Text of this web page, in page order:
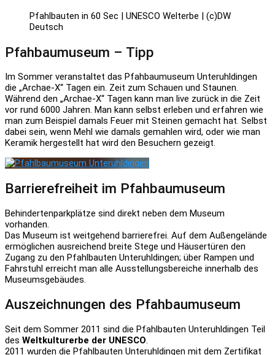
Pfahlbauten in 60 Sec | UNESCO Welterbe | (c)DW
Deutsch
Pfahbaumuseum – Tipp
Im Sommer veranstaltet das Pfahbaumuseum Unteruhldingen
die „Archae-X“ Tagen ein. Zeit zum Schauen und Staunen.
Während den „Archae-X“ Tagen kann man live zurück in die Zeit
vor rund 6000 Jahren. Man kann selbst erleben und erfahren wie
man zum Beispiel damals Feuer mit Steinen gemacht hat. Selbst
dabei sein, wenn Mehl wie damals gemahlen wird, oder wie man
Keramik hergestellt hat wird den Besuchern gezeigt.
Barrierefreiheit im Pfahbaumuseum
Behindertenparkplätze sind direkt neben dem Museum
vorhanden.
Das Museum ist weitgehend barrierefrei. Auf dem Außengelände
ermöglichen ausreichend breite Stege und Häusertüren den
Zugang zu den Pfahlbauten Unteruhldingen; über Rampen und
Fahrstuhl erreicht man alle Ausstellungsbereiche innerhalb des
Museumsgebäudes.
Auszeichnungen des Pfahbaumuseum
Seit dem Sommer 2011 sind die Pfahlbauten Unteruhldingen Teil
des Weltkulturerbe der UNESCO.
2011 wurden die Pfahlbauten Unteruhldingen mit dem Zertifikat